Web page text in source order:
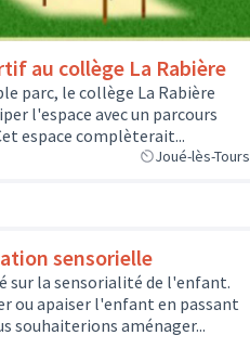
au collège La Rabière
parc, le collège La Rabière
l'espace avec un parcours
espace complèterait...
Joué-lès-Tours
sensorielle
sur la sensorialité de l'enfant.
ou apaiser l'enfant en passant
souhaiterions aménager...